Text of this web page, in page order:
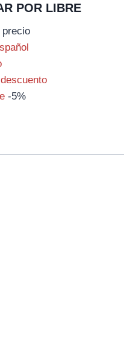
POR LIBRE
descuento
-5%